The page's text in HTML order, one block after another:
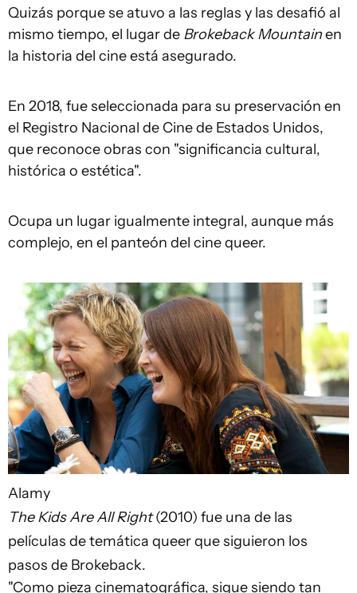
Quizás porque se atuvo a las reglas y las desafió al
mismo tiempo, el lugar de Brokeback Mountainen
la historia del cine está asegurado.
En 2018, fue seleccionada para su preservación en
el Registro Nacional de Cine de Estados Unidos,
que reconoce obras con "significancia cultural,
histórica o estética".
Ocupa un lugar igualmente integral, aunque más
complejo, en el panteón del cine queer.
Alamy
The Kids Are All Right(2010) fue una de las
películas de temática queer que siguieron los
pasos de Brokeback.
"Como pieza cinematográfica, sigue siendo tan